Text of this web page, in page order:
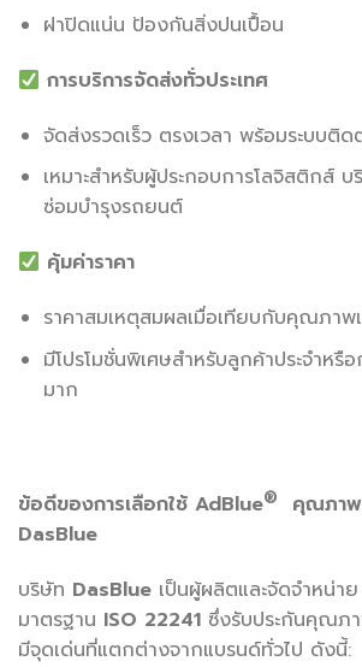
ฝาปิดแน่น ป้องกันสิ่งปนเปื้อน
การบริการจัดส่งทั่วประเทศ
จัดส่งรวดเร็ว ตรงเวลา พร้อมระบบติด
เหมาะสำหรับผู้ประกอบการโลจิสติกส์
ซ่อมบำรุงรถยนต์
คุ้มค่าราคา
ราคาสมเหตุสมผลเมื่อเทียบกับคุณภาพ
มีโปรโมชั่นพิเศษสำหรับลูกค้าประจำหรื
มาก
ข้อดีของการเลือกใช้ AdBlue®
คุณภา
DasBlue
บริษัท DasBlue เป็นผู้ผลิตและจัดจำหน่า
มาตรฐาน ISO 22241 ซึ่งรับประกันคุณภ
มีจุดเด่นที่แตกต่างจากแบรนด์ทั่วไป ดังนี้: